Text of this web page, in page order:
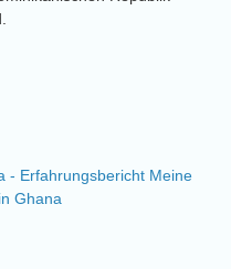
- Erfahrungsbericht Meine
Ghana